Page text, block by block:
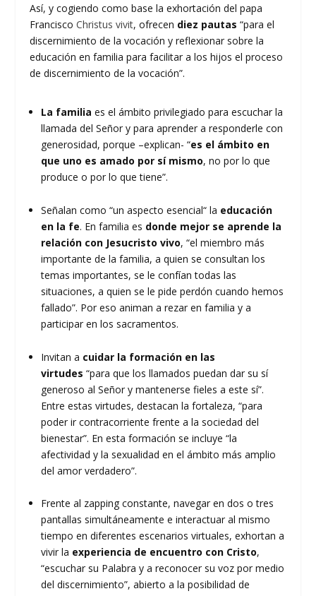
Así, y cogiendo como base la exhortación del papa
FranciscoChristus vivit, ofrecen diez pautas “para el
discernimiento de la vocación y reflexionar sobre la
educación en familia para facilitar a los hijos el proceso
de discernimiento de la vocación”.
La familia es el ámbito privilegiado para escuchar la
llamada del Señor y para aprender a responderle con
generosidad, porque –explican- “es el ámbito en
que uno es amado por sí mismo, no por lo que
produce o por lo que tiene”.
Señalan como “un aspecto esencial“ la educación
en la fe. En familia es donde mejor se aprende la
relación con Jesucristo vivo, “el miembro más
importante de la familia, a quien se consultan los
temas importantes, se le confían todas las
situaciones, a quien se le pide perdón cuando hemos
fallado”. Por eso animan a rezar en familia y a
participar en los sacramentos.
Invitan a cuidar la formación en las
virtudes “para que los llamados puedan dar su sí
generoso al Señor y mantenerse fieles a este sí”.
Entre estas virtudes, destacan la fortaleza, “para
poder ir contracorriente frente a la sociedad del
bienestar”. En esta formación se incluye “la
afectividad y la sexualidad en el ámbito más amplio
del amor verdadero”.
Frente al zapping constante, navegar en dos o tres
pantallas simultáneamente e interactuar al mismo
tiempo en diferentes escenarios virtuales, exhortan a
vivir la experiencia de encuentro con Cristo,
“escuchar su Palabra y a reconocer su voz por medio
del discernimiento”, abierto a la posibilidad de